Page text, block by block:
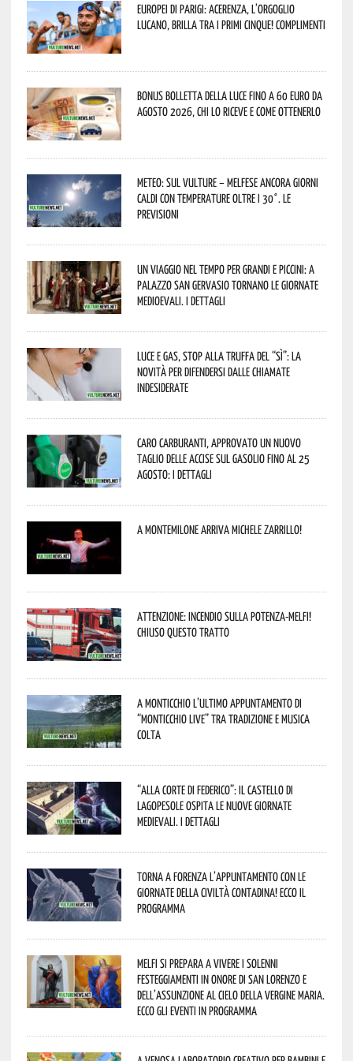
Europei di Parigi: Acerenza, l’orgoglio
lucano, brilla tra i primi cinque! Complimenti
Bonus bolletta della luce fino a 60 euro da
agosto 2026, chi lo riceve e come ottenerlo
Meteo: sul Vulture – melfese ancora giorni
caldi con temperature oltre i 30°. Le
previsioni
Un viaggio nel tempo per grandi e piccini: a
Palazzo San Gervasio tornano le Giornate
Medioevali. I dettagli
Luce e gas, stop alla truffa del “Sì”: la
novità per difendersi dalle chiamate
indesiderate
Caro carburanti, approvato un nuovo
taglio delle accise sul gasolio fino al 25
agosto: i dettagli
A Montemilone arriva Michele Zarrillo!
Attenzione: incendio sulla Potenza-Melfi!
Chiuso questo tratto
A Monticchio l’ultimo appuntamento di
“Monticchio Live” tra tradizione e musica
colta
“Alla corte di Federico”: il Castello di
Lagopesole ospita le nuove Giornate
Medievali. I dettagli
Torna a Forenza l’appuntamento con le
Giornate della Civiltà Contadina! Ecco il
programma
Melfi si prepara a vivere i solenni
festeggiamenti in onore di San Lorenzo e
dell’assunzione al cielo della Vergine Maria.
Ecco gli eventi in programma